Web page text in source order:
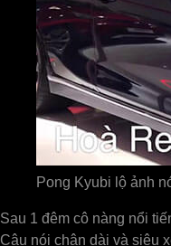
Pong Kyubi lộ ảnh
Sau 1 đêm cô nàng nổi
Câu nói chân dài và siêu